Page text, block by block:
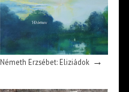
Németh Erzsébet: Eliziádok→